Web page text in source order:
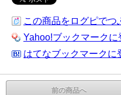
この商品をログピでつ
Yahoo!ブックマークに
はてなブックマークに
前の商品へ